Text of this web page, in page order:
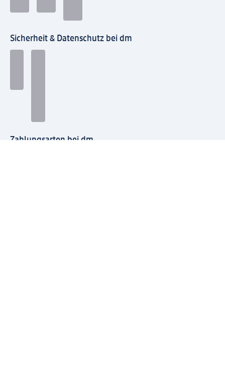
Sicherheit & Datenschutz bei dm
Zahlungsarten bei dm